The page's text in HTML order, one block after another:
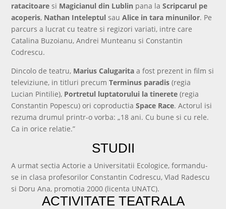
ratacitoare si Magicianul din Lublin pana laScripcarul pe
acoperis, Nathan Inteleptul sauAlice in tara minunilor. Pe
parcurs a lucrat cu teatre si regizori variati, intre care
Catalina Buzoianu, Andrei Munteanu si Constantin
Codrescu.
Dincolo de teatru, Marius Calugarita a fost prezent in film si
televiziune, in titluri precumTerminus paradis (regia
Lucian Pintilie), Portretul luptatorului la tinerete (regia
Constantin Popescu) ori coproductiaSpace Race. Actorul isi
rezuma drumul printr-o vorba: „18 ani. Cu bune si cu rele.
Ca in orice relatie.”
STUDII
A urmat sectia Actorie a Universitatii Ecologice, formandu-
se in clasa profesorilor Constantin Codrescu, Vlad Radescu
si Doru Ana, promotia 2000 (licenta UNATC).
ACTIVITATE TEATRALA